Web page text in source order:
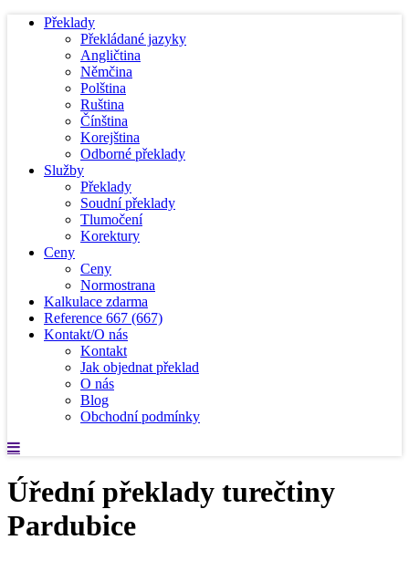
Překlady
Překládané jazyky
Angličtina
Němčina
Polština
Ruština
Čínština
Korejština
Odborné překlady
Služby
Překlady
Soudní překlady
Tlumočení
Korektury
Ceny
Ceny
Normostrana
Kalkulace zdarma
Reference 667 (667)
Kontakt/O nás
Kontakt
Jak objednat překlad
O nás
Blog
Obchodní podmínky
Úřední překlady turečtiny
Pardubice